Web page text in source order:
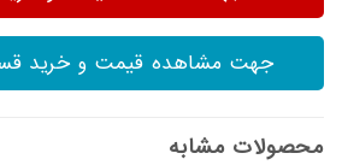
جهت مشاهده قیمت و خرید
محصولات مشابه